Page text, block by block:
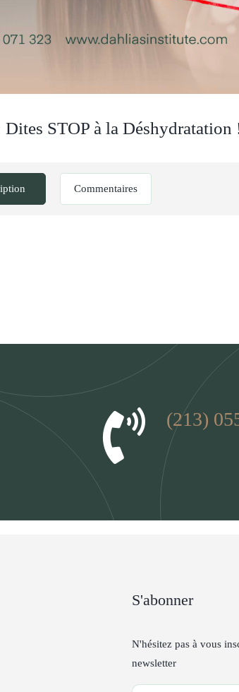
STOP à la Déshydratation
Commentaires
(213)
S'abonner
N'hésitez pas à vous
newsletter